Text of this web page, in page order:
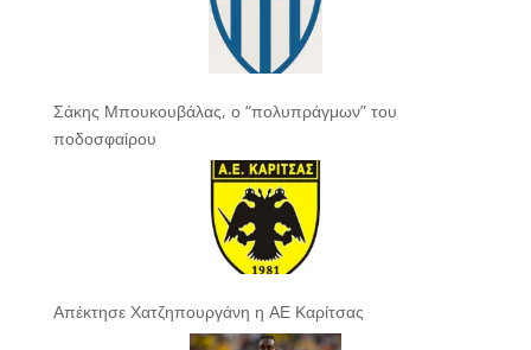
Σάκης Μπουκουβάλας, ο “πολυπράγμων” του
ποδοσφαίρου
Απέκτησε Χατζηπουργάνη η ΑΕ Καρίτσας